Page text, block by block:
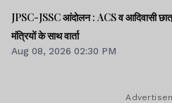
JPSC-JSSC आंदोलन : ACS व आदिवासी
मंत्रियों के साथ वार्ता
Aug 08, 2026 02:30 PM